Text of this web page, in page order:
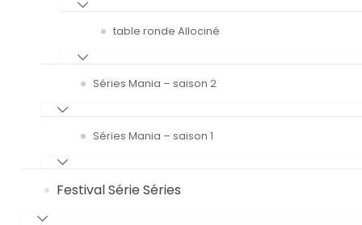
table ronde Allociné
Séries Mania – saison 2
Séries Mania – saison 1
Festival Série Séries